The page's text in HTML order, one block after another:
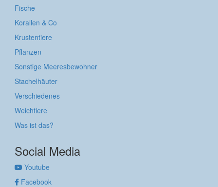
Fische
Korallen & Co
Krustentiere
Pflanzen
Sonstige Meeresbewohner
Stachelhäuter
Verschiedenes
Weichtiere
Was ist das?
Social Media
Youtube
Facebook